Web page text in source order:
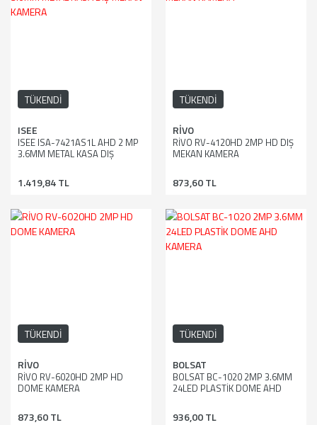
TÜKENDİ
ISEE
ISEE ISA-7421AS1L AHD 2 MP
3.6MM METAL KASA DIŞ
1.419,84 TL
TÜKENDİ
RİVO
RİVO RV-4120HD 2MP HD DIŞ
MEKAN KAMERA
873,60 TL
TÜKENDİ
RİVO
RİVO RV-6020HD 2MP HD
DOME KAMERA
873,60 TL
TÜKENDİ
BOLSAT
BOLSAT BC-1020 2MP 3.6MM
24LED PLASTİK DOME AHD
936,00 TL